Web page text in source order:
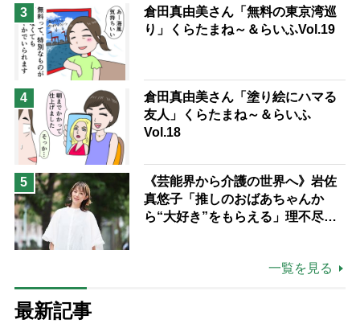
3
倉田真由美さん「無料の東京湾巡
り」くらたまね～＆らいふVol.19
4
倉田真由美さん「塗り絵にハマる
友人」くらたまね～＆らいふ
Vol.18
5
《芸能界から介護の世界へ》岩佐
真悠子「推しのおばあちゃんか
ら“大好き”をもらえる」理不尽さ
一覧を見る
最新記事